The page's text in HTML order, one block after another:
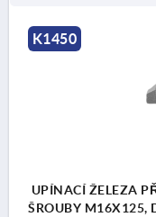
K1450
UPÍNACÍ ŽELEZA
ŠROUBY M16X125,